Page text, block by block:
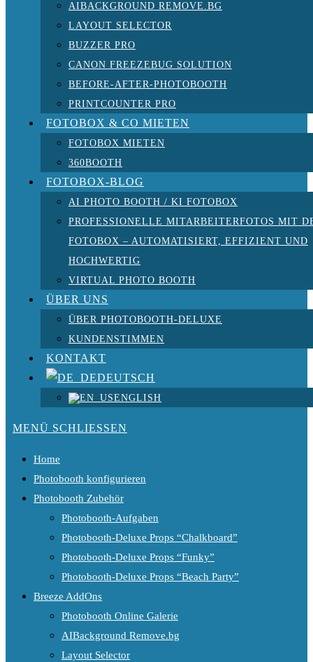
AIBACKGROUND REMOVE.BG
LAYOUT SELECTOR
BUZZER PRO
CANON FREEZEBUG SOLUTION
BEFORE-AFTER-PHOTOBOOTH
PRINTCOUNTER PRO
FOTOBOX & CO MIETEN
FOTOBOX MIETEN
360BOOTH
FOTOBOX-BLOG
AI PHOTO BOOTH / KI FOTOBOX
PROFESSIONELLE MITARBEITERFOTOS MIT
FOTOBOX – AUTOMATISIERT, EFFIZIENT UND
HOCHWERTIG
VIRTUAL PHOTO BOOTH
ÜBER UNS
ÜBER PHOTOBOOTH-DELUXE
KUNDENSTIMMEN
KONTAKT
DEUTSCH
ENGLISH
MENÜ SCHLIESSEN
Home
Photobooth konfigurieren
Photobooth Zubehör
Photobooth-Aufgaben
Photobooth-Deluxe Props “Chalkboard”
Photobooth-Deluxe Props “Funky”
Photobooth-Deluxe Props “Beach Party”
Breeze AddOns
Photobooth Online Galerie
AIBackground Remove.bg
Layout Selector